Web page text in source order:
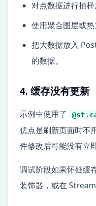
对点数据进行抽样
使用聚合图层或热
把大数据放入
的数据。
4. 缓存没有更新
示例中使用了
优点是刷新页面时不
件修改后可能没有立
调试阶段如果怀疑缓
装饰器，或在